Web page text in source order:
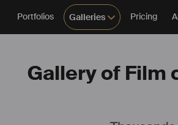
Portfolios Galleries Pricing
Gallery of Film